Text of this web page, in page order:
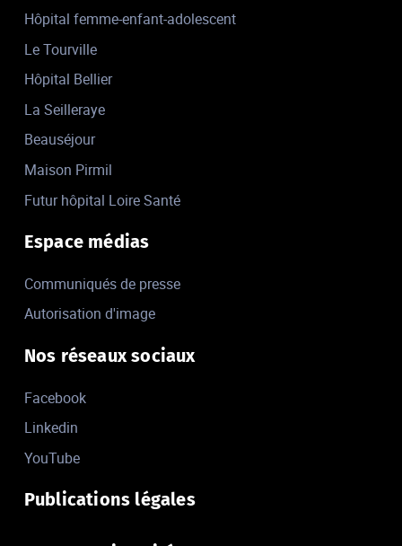
Hôpital femme-enfant-adolescent
Le Tourville
Hôpital Bellier
La Seilleraye
Beauséjour
Maison Pirmil
Futur hôpital Loire Santé
Espace médias
Communiqués de presse
Autorisation d'image
Nos réseaux sociaux
Facebook
Linkedin
YouTube
Publications légales